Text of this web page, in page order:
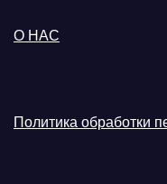
О НАС
Политика обработки